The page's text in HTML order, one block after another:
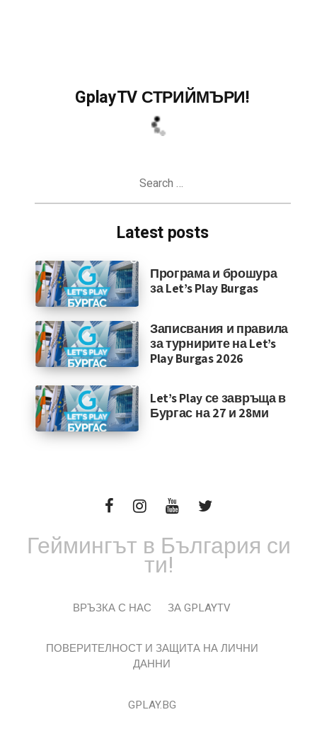
GplayTV СТРИЙМЪРИ!
Latest posts
Програма и брошура
за Let’s Play Burgas
Записвания и правила
за турнирите на Let’s
Play Burgas 2026
Let’s Play се завръща в
Бургас на 27 и 28ми
Геймингът в България си
ти!
ВРЪЗКА С НАС ЗА GPLAYTV
ПОВЕРИТЕЛНОСТ И ЗАЩИТА НА ЛИЧНИ
ДАННИ
GPLAY.BG